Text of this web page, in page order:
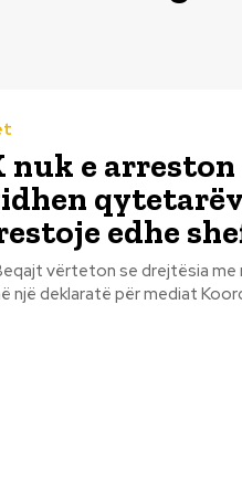
nuk e
edhe
vërteton se drejtësia
një deklaratë për mediat